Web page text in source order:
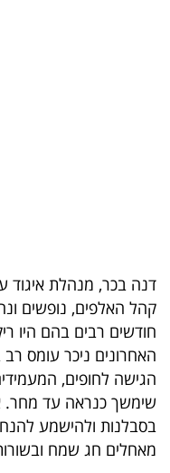
המילון
הכלכלי
פודקאסט
40
UNDER
40
דנה בכר, מנהלת איגוד
קהל האלפים, נופשים
חודשים רבים בהם היו
האחרונים ניכר עומס רב
הגישה לחופים,
שימשך כנראה עד מחר.
בסבלנות ולהישמע
מאחלים חג שמח